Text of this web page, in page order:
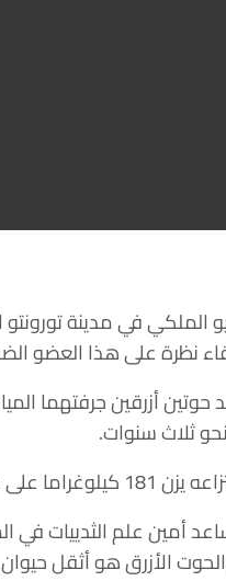
الملكي في مدينة
نظرة على هذا العضو
حوتين أزرقين جرفتهما
ثلاث سنوات.
على الأقل.
أمين علم الثدييات في
الأزرق هو أثقل